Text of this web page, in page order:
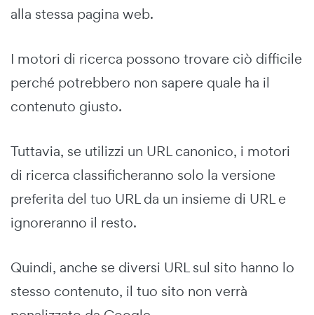
alla stessa pagina web.
I motori di ricerca possono trovare ciò difficile
perché potrebbero non sapere quale ha il
contenuto giusto.
Tuttavia, se utilizzi un URL canonico, i motori
di ricerca classificheranno solo la versione
preferita del tuo URL da un insieme di URL e
ignoreranno il resto.
Quindi, anche se diversi URL sul sito hanno lo
stesso contenuto, il tuo sito non verrà